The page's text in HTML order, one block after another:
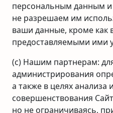
персональным данным
не разрешаем им
ваши данные, кроме как
предоставляемыми ими
(c) Нашим партнерам:
администрирования
а также в целях анализа
совершенствования
но не ограничиваясь,